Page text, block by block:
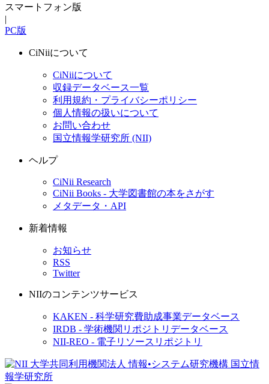
スマートフォン版
|
PC版
CiNiiについて
CiNiiについて
収録データベース一覧
利用規約・プライバシーポリシー
個人情報の扱いについて
お問い合わせ
国立情報学研究所 (NII)
ヘルプ
CiNii Research
CiNii Books - 大学図書館の本をさがす
メタデータ・API
新着情報
お知らせ
RSS
Twitter
NIIのコンテンツサービス
KAKEN - 科学研究費助成事業データベース
IRDB - 学術機関リポジトリデータベース
NII-REO - 電子リソースリポジトリ